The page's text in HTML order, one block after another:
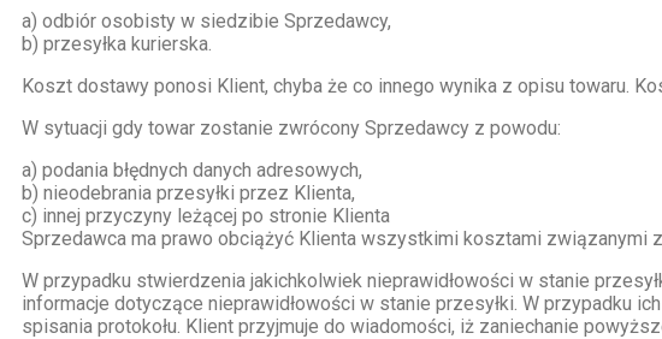
a) odbiór osobisty w siedzibie Sprzedawcy,
b) przesyłka kurierska.
Koszt dostawy ponosi Klient, chyba że co innego wynika z opisu towaru.
W sytuacji gdy towar zostanie zwrócony Sprzedawcy z powodu:
a) podania błędnych danych adresowych,
b) nieodebrania przesyłki przez Klienta,
c) innej przyczyny leżącej po stronie Klienta
Sprzedawca ma prawo obciążyć Klienta wszystkimi kosztami związanymi
W przypadku stwierdzenia jakichkolwiek nieprawidłowości w stanie
informacje dotyczące nieprawidłowości w stanie przesyłki. W przypadku
spisania protokołu. Klient przyjmuje do wiadomości, iż zaniechanie